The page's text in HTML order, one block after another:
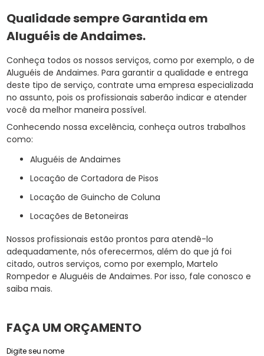
Qualidade sempre Garantida em
Aluguéis de Andaimes.
Conheça todos os nossos serviços, como por exemplo, o de
Aluguéis de Andaimes. Para garantir a qualidade e entrega
deste tipo de serviço, contrate uma empresa especializada
no assunto, pois os profissionais saberão indicar e atender
você da melhor maneira possível.
Conhecendo nossa excelência, conheça outros trabalhos
como:
Aluguéis de Andaimes
Locação de Cortadora de Pisos
Locação de Guincho de Coluna
Locações de Betoneiras
Nossos profissionais estão prontos para atendê-lo
adequadamente, nós oferecermos, além do que já foi
citado, outros serviços, como por exemplo, Martelo
Rompedor e Aluguéis de Andaimes. Por isso, fale conosco e
saiba mais.
FAÇA UM ORÇAMENTO
Digite seu nome